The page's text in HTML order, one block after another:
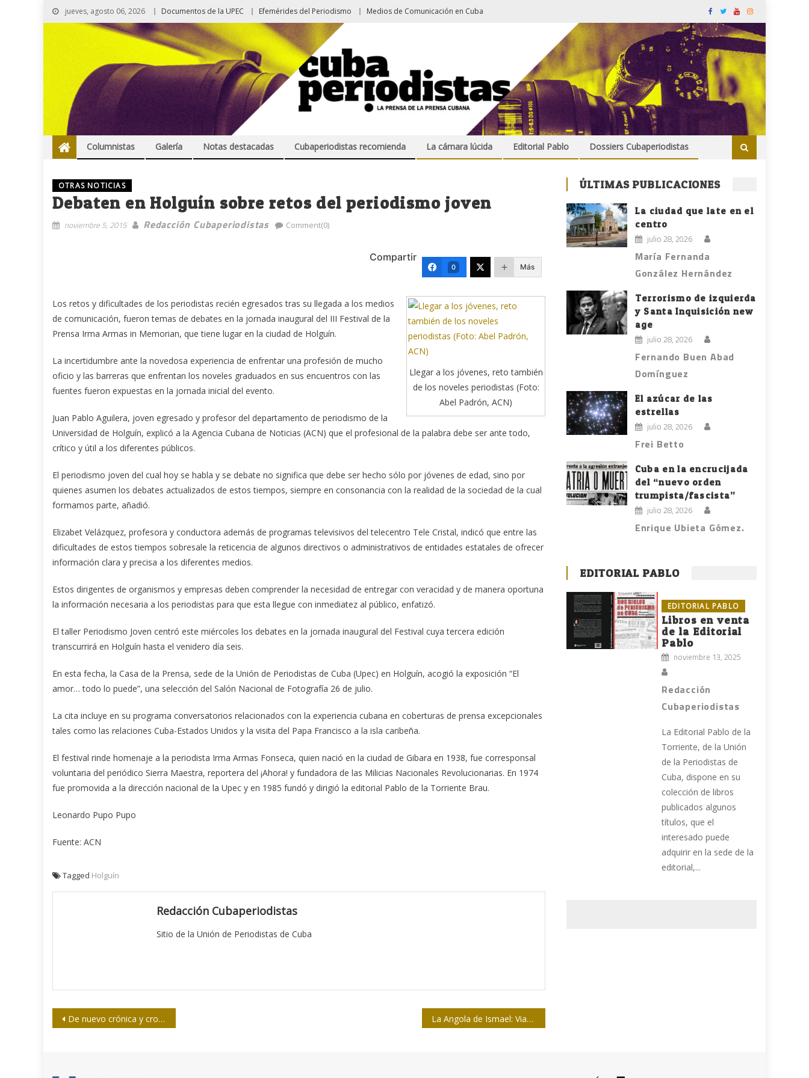
jueves, agosto 06, 2026 Documentos de la UPEC Efemérides del Periodismo Medios de Comunicación en Cuba
Columnistas Galería Notas destacadas Cubaperiodistas recomienda La cámara lúcida Editorial Pablo Dossiers Cubaperiodistas
OTRAS NOTICIAS
Debaten en Holguín sobre retos del periodismo joven
noviembre 5, 2015 Redacción Cubaperiodistas Comment(0)
Compartir
0 Más
Llegar a los jóvenes, reto también
de los noveles periodistas (Foto:
Abel Padrón, ACN)
Los retos y dificultades de los periodistas recién egresados tras su llegada a los medios
de comunicación, fueron temas de debates en la jornada inaugural del III Festival de la
Prensa Irma Armas in Memorian, que tiene lugar en la ciudad de Holguín.
La incertidumbre ante la novedosa experiencia de enfrentar una profesión de mucho
oficio y las barreras que enfrentan los noveles graduados en sus encuentros con las
fuentes fueron expuestas en la jornada inicial del evento.
Juan Pablo Aguilera, joven egresado y profesor del departamento de periodismo de la
Universidad de Holguín, explicó a la Agencia Cubana de Noticias (ACN) que el profesional de la palabra debe ser ante todo,
crítico y útil a los diferentes públicos.
El periodismo joven del cual hoy se habla y se debate no significa que debe ser hecho sólo por jóvenes de edad, sino por
quienes asumen los debates actualizados de estos tiempos, siempre en consonancia con la realidad de la sociedad de la cual
formamos parte, añadió.
Elizabet Velázquez, profesora y conductora además de programas televisivos del telecentro Tele Cristal, indicó que entre las
dificultades de estos tiempos sobresale la reticencia de algunos directivos o administrativos de entidades estatales de ofrecer
información clara y precisa a los diferentes medios.
Estos dirigentes de organismos y empresas deben comprender la necesidad de entregar con veracidad y de manera oportuna
la información necesaria a los periodistas para que esta llegue con inmediatez al público, enfatizó.
El taller Periodismo Joven centró este miércoles los debates en la jornada inaugural del Festival cuya tercera edición
transcurrirá en Holguín hasta el venidero día seis.
En esta fecha, la Casa de la Prensa, sede de la Unión de Periodistas de Cuba (Upec) en Holguín, acogió la exposición “El
amor… todo lo puede”, una selección del Salón Nacional de Fotografía 26 de julio.
La cita incluye en su programa conversatorios relacionados con la experiencia cubana en coberturas de prensa excepcionales
tales como las relaciones Cuba-Estados Unidos y la visita del Papa Francisco a la isla caribeña.
El festival rinde homenaje a la periodista Irma Armas Fonseca, quien nació en la ciudad de Gibara en 1938, fue corresponsal
voluntaria del periódico Sierra Maestra, reportera del ¡Ahora! y fundadora de las Milicias Nacionales Revolucionarias. En 1974
fue promovida a la dirección nacional de la Upec y en 1985 fundó y dirigió la editorial Pablo de la Torriente Brau.
Leonardo Pupo Pupo
Fuente: ACN
Tagged Holguín
Redacción Cubaperiodistas
Sitio de la Unión de Periodistas de Cuba
Navegación
De nuevo crónica y cronistas darán que hablar en Cienfuegos La Angola de Ismael: Viaje al centro de un país sin vida
ÚLTIMAS PUBLICACIONES
La ciudad que late en el
centro
julio 28, 2026
María Fernanda
González Hernández
Terrorismo de izquierda
y Santa Inquisición new
age
julio 28, 2026
Fernando Buen Abad
Domínguez
El azúcar de las
estrellas
julio 28, 2026
Frei Betto
Cuba en la encrucijada
del “nuevo orden
trumpista/fascista”
julio 28, 2026
Enrique Ubieta Gómez.
EDITORIAL PABLO
EDITORIAL PABLO
Libros en venta
de la Editorial
Pablo
noviembre 13, 2025
Redacción
Cubaperiodistas
La Editorial Pablo de la
Torriente, de la Unión
de la Periodistas de
Cuba, dispone en su
colección de libros
publicados algunos
títulos, que el
interesado puede
adquirir en la sede de la
editorial,...